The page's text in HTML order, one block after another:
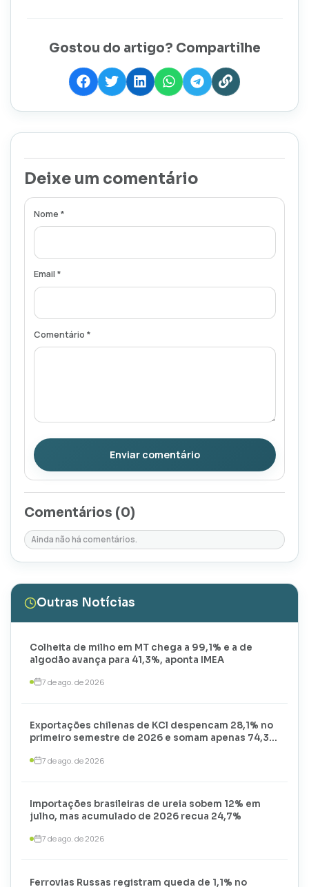
Gostou do artigo? Compartilhe
Deixe um comentário
Nome *
Email *
Comentário *
Enviar comentário
Comentários (0)
Ainda não há comentários.
Outras Notícias
Colheita de milho em MT chega a 99,1% e a de
algodão avança para 41,3%, aponta IMEA
7 de ago. de 2026
Exportações chilenas de KCl despencam 28,1% no
primeiro semestre de 2026 e somam apenas 74,3
7 de ago. de 2026
Importações brasileiras de ureia sobem 12% em
julho, mas acumulado de 2026 recua 24,7%
7 de ago. de 2026
Ferrovias Russas registram queda de 1,1% no